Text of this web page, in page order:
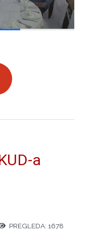
a
PREGLEDA: 1678